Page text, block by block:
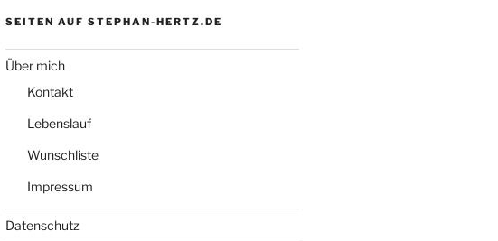
SEITEN AUF STEPHAN-HERTZ.DE
Über mich
Kontakt
Lebenslauf
Wunschliste
Impressum
Datenschutz